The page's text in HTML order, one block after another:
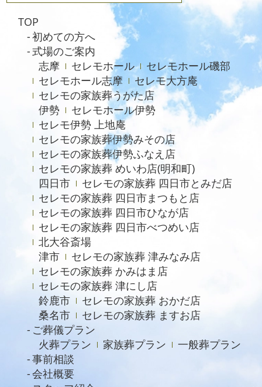
2022年12月
2022年11月
2022年10月
2022年8月
2022年4月
2021年12月
2021年10月
2021年8月
2021年7月
2021年6月
2021年5月
2021年4月
2021年3月
2021年2月
2021年1月
2020年12月
2020年11月
TOP
初めての方へ
式場のご案内
志摩
セレモホール
セレモホール磯部
セレモホール志摩
セレモ大方庵
セレモの家族葬うがた店
伊勢
セレモホール伊勢
セレモ伊勢 上地庵
セレモの家族葬伊勢みその店
セレモの家族葬伊勢ふなえ店
セレモの家族葬 めいわ店(明和町)
四日市
セレモの家族葬 四日市とみだ店
セレモの家族葬 四日市まつもと店
セレモの家族葬 四日市ひなが店
セレモの家族葬 四日市べつめい店
北大谷斎場
津市
セレモの家族葬 津みなみ店
セレモの家族葬 かみはま店
セレモの家族葬 津にし店
鈴鹿市
セレモの家族葬 おかだ店
桑名市
セレモの家族葬 ますお店
ご葬儀プラン
火葬プラン
家族葬プラン
一般葬プラン
事前相談
会社概要